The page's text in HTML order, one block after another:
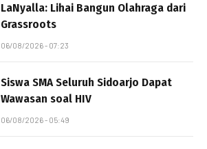
LaNyalla: Lihai Bangun Olahraga dari
Grassroots
06/08/2026 - 07:23
Siswa SMA Seluruh Sidoarjo Dapat
Wawasan soal HIV
06/08/2026 - 05:49